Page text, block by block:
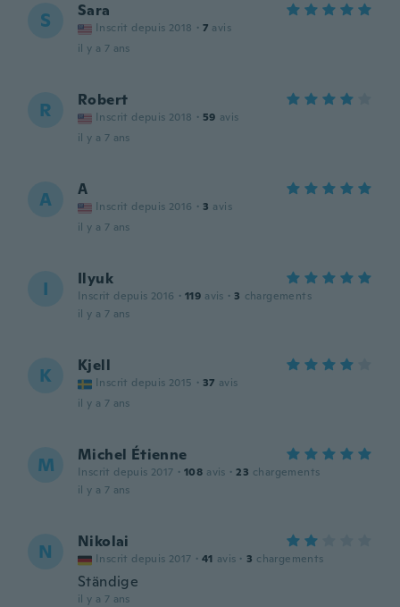
S Sara
Inscrit depuis 2018 · 7 avis
il y a 7 ans
R Robert
Inscrit depuis 2018 · 59 avis
il y a 7 ans
A A
Inscrit depuis 2016 · 3 avis
il y a 7 ans
I Ilyuk
Inscrit depuis 2016 · 119 avis · 3 chargements
il y a 7 ans
K Kjell
Inscrit depuis 2015 · 37 avis
il y a 7 ans
M Michel Étienne
Inscrit depuis 2017 · 108 avis · 23 chargements
il y a 7 ans
N Nikolai
Inscrit depuis 2017 · 41 avis · 3 chargements
Ständige
il y a 7 ans